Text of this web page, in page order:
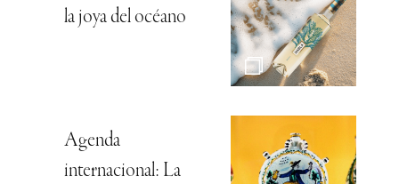
la joya del océano
Agenda
internacional: La